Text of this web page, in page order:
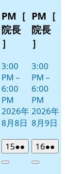
PM［
院長
］
3:00
PM –
6:00
PM
2026年
8月8日
PM［
院長
］
3:00
PM –
6:00
PM
2026年
8月9日
152026
年
●●
件
Close
162026
年
●●
件
Close